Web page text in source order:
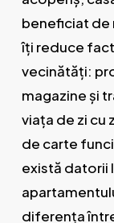
beneficiat de
îți reduce
vecinătăți:
magazine și
viața de zi cu
de carte
există datorii
diferența